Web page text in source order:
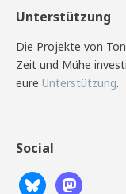
Unterstützung
Die Projekte von
Zeit und Mühe
eure Unterstützung.
Social